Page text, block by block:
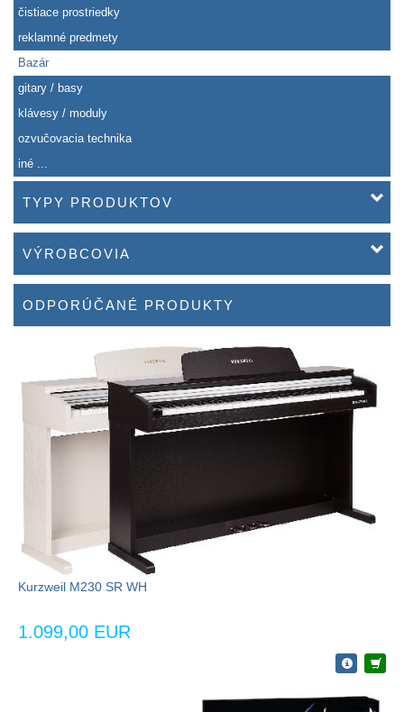
čistiace prostriedky
reklamné predmety
Bazár
gitary / basy
klávesy / moduly
ozvučovacia technika
iné ...
TYPY PRODUKTOV
VÝROBCOVIA
ODPORÚČANÉ PRODUKTY
Kurzweil M230 SR WH
1.099,00 EUR